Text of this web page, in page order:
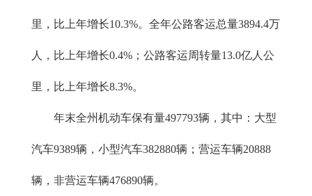
里，比上年增长10.3%。全年公路客运总量3894.4万
人，比上年增长0.4%；公路客运周转量13.0亿人公
里，比上年增长8.3%。
年末全州机动车保有量497793辆，其中：大型
汽车9389辆，小型汽车382880辆；营运车辆20888
辆，非营运车辆476890辆。